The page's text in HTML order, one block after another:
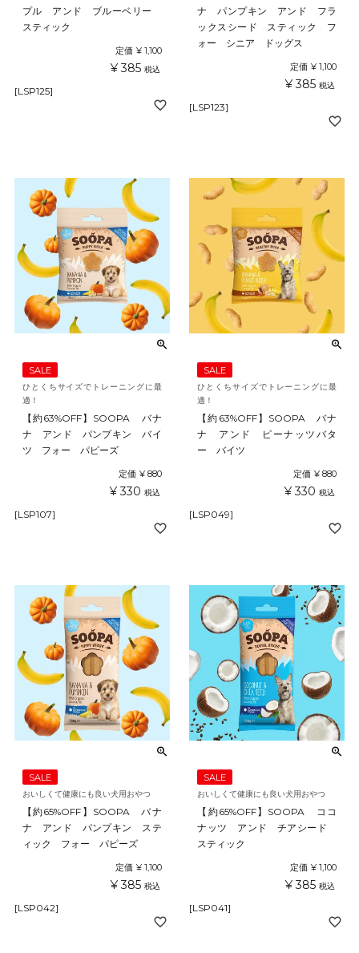
プル アンド ブルーベリー
スティック
定価 ¥ 1,100
¥ 385 税込
[LSP125]
ナ パンプキン アンド フラ
ックスシード スティック フ
ォー シニア ドッグス
定価 ¥ 1,100
¥ 385 税込
[LSP123]
SALE
ひとくちサイズでトレーニングに最
適！
【約63%OFF】SOOPA バナ
ナ アンド パンプキン バイ
ツ フォー パピーズ
定価 ¥ 880
¥ 330 税込
[LSP107]
SALE
ひとくちサイズでトレーニングに最
適！
【約63%OFF】SOOPA バナ
ナ アンド ピーナッツバタ
ー バイツ
定価 ¥ 880
¥ 330 税込
[LSP049]
SALE
おいしくて健康にも良い犬用おやつ
【約65%OFF】SOOPA バナ
ナ アンド パンプキン ステ
ィック フォー パピーズ
定価 ¥ 1,100
¥ 385 税込
[LSP042]
SALE
おいしくて健康にも良い犬用おやつ
【約65%OFF】SOOPA ココ
ナッツ アンド チアシード
スティック
定価 ¥ 1,100
¥ 385 税込
[LSP041]